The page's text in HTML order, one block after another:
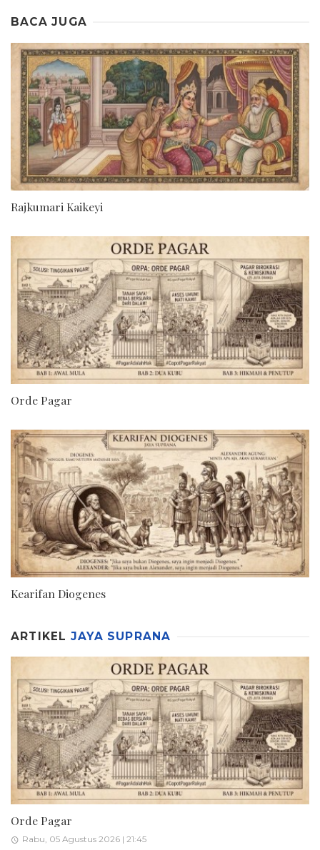
BACA JUGA
Rajkumari Kaikeyi
Orde Pagar
Kearifan Diogenes
ARTIKEL JAYA SUPRANA
Orde Pagar
Rabu, 05 Agustus 2026 | 21:45